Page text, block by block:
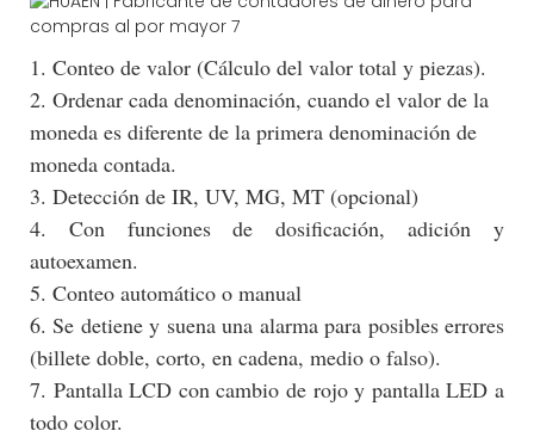
1. Conteo de valor (Cálculo del valor total y piezas).
2. Ordenar cada denominación, cuando el valor de la
moneda es diferente de la primera denominación de
moneda contada.
3. Detección de IR, UV, MG, MT (opcional)
4. Con funciones de dosificación, adición y
autoexamen.
5. Conteo automático o manual
6. Se detiene y suena una alarma para posibles errores
(billete doble, corto, en cadena, medio o falso).
7. Pantalla LCD con cambio de rojo y pantalla LED a
todo color.